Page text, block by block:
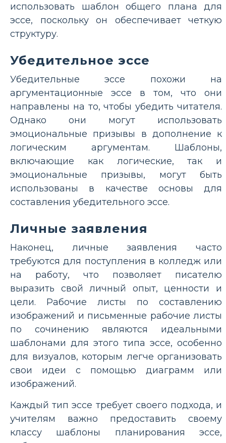
использовать шаблон общего плана для
эссе, поскольку он обеспечивает четкую
структуру.
Убедительное эссе
Убедительные эссе похожи на
аргументационные эссе в том, что они
направлены на то, чтобы убедить читателя.
Однако они могут использовать
эмоциональные призывы в дополнение к
логическим аргументам. Шаблоны,
включающие как логические, так и
эмоциональные призывы, могут быть
использованы в качестве основы для
составления убедительного эссе.
Личные заявления
Наконец, личные заявления часто
требуются для поступления в колледж или
на работу, что позволяет писателю
выразить свой личный опыт, ценности и
цели. Рабочие листы по составлению
изображений и письменные рабочие листы
по сочинению являются идеальными
шаблонами для этого типа эссе, особенно
для визуалов, которым легче организовать
свои идеи с помощью диаграмм или
изображений.
Каждый тип эссе требует своего подхода, и
учителям важно предоставить своему
классу шаблоны планирования эссе,